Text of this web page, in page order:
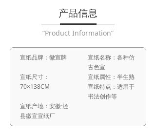
产品信息
“Product Information”
宣纸品牌：徽宣牌
宣纸名称：各种仿
古色宣
宣纸尺寸：
70×138CM
宣纸属性：半生熟
宣纸特点：适用于
书法创作等
宣纸产地：安徽·泾
县徽宣宣纸厂